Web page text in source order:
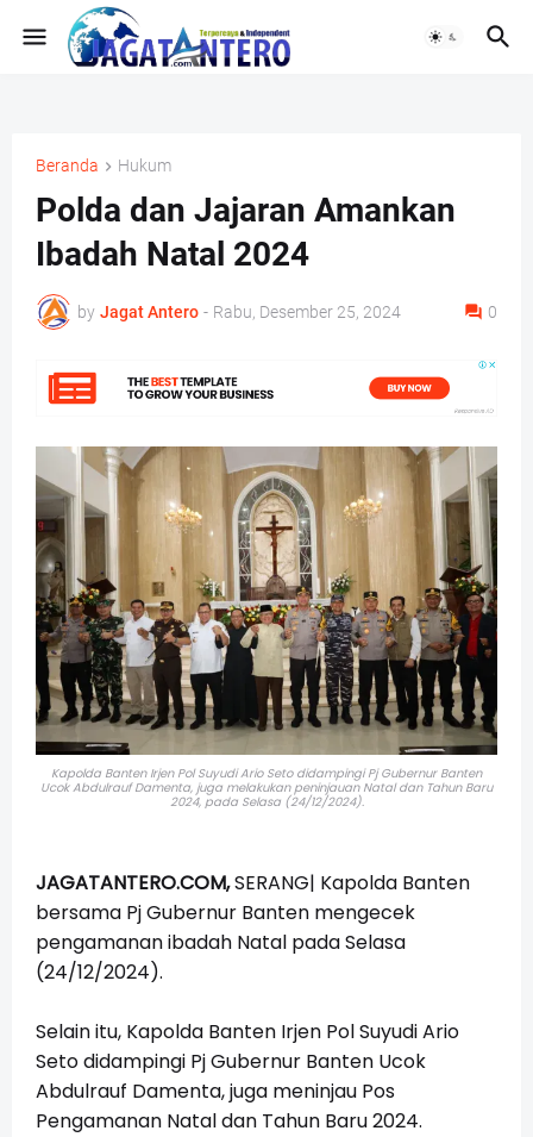
Beranda Hukum
Polda dan Jajaran Amankan
Ibadah Natal 2024
by Jagat Antero - Rabu, Desember 25, 2024 0
Kapolda Banten Irjen Pol Suyudi Ario Seto didampingi Pj Gubernur Banten
Ucok Abdulrauf Damenta, juga melakukan peninjauan Natal dan Tahun Baru
2024, pada Selasa (24/12/2024).
JAGATANTERO.COM,SERANG| Kapolda Banten
bersama Pj Gubernur Banten mengecek
pengamanan ibadah Natal pada Selasa
(24/12/2024).
Selain itu, Kapolda Banten Irjen Pol Suyudi Ario
Seto didampingi Pj Gubernur Banten Ucok
Abdulrauf Damenta, juga meninjau Pos
Pengamanan Natal dan Tahun Baru 2024.